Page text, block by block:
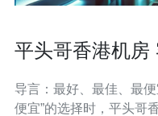
平头哥香港机房
导言：最好、最佳、最
便宜”的选择时，平头哥